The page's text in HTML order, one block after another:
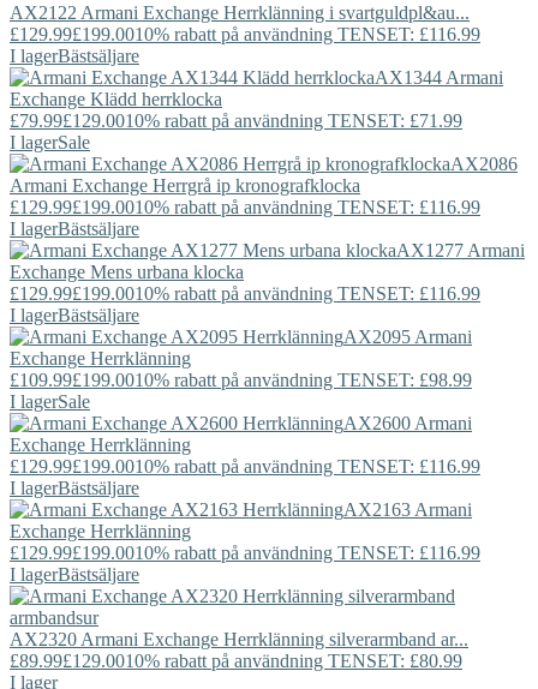
AX2122 Armani Exchange Herrklänning i svartguldpl&au...
£129.99£199.0010% rabatt på användning TENSET: £116.99
I lagerBästsäljare
AX1344 Armani
Exchange Klädd herrklocka
£79.99£129.0010% rabatt på användning TENSET: £71.99
I lagerSale
AX2086
Armani Exchange Herrgrå ip kronografklocka
£129.99£199.0010% rabatt på användning TENSET: £116.99
I lagerBästsäljare
AX1277 Armani
Exchange Mens urbana klocka
£129.99£199.0010% rabatt på användning TENSET: £116.99
I lagerBästsäljare
AX2095 Armani
Exchange Herrklänning
£109.99£199.0010% rabatt på användning TENSET: £98.99
I lagerSale
AX2600 Armani
Exchange Herrklänning
£129.99£199.0010% rabatt på användning TENSET: £116.99
I lagerBästsäljare
AX2163 Armani
Exchange Herrklänning
£129.99£199.0010% rabatt på användning TENSET: £116.99
I lagerBästsäljare
AX2320 Armani Exchange Herrklänning silverarmband ar...
£89.99£129.0010% rabatt på användning TENSET: £80.99
I lager